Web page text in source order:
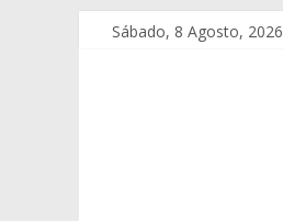
Sábado, 8 Agosto, 2026